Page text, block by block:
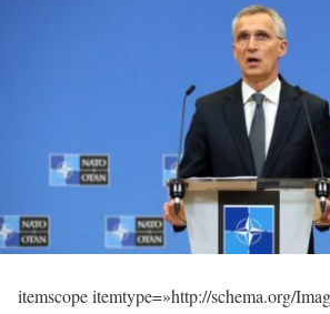
itemscope itemtype=»http://schema.org/